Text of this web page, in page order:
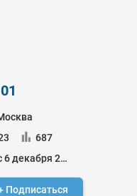
687
с 6 декабря 2024
Подписаться